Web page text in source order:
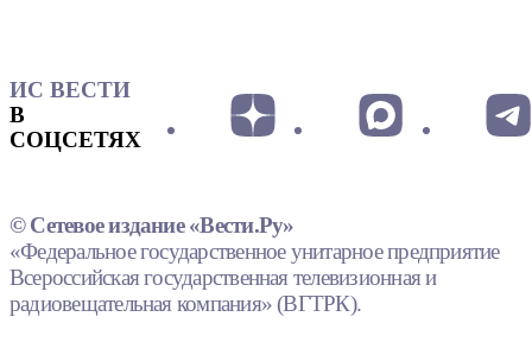
ИС ВЕСТИ
В
СОЦСЕТЯХ
© Сетевое издание «Вести.Ру»
«Федеральное государственное унитарное предприятие
Всероссийская государственная телевизионная и
радиовещательная компания» (ВГТРК).